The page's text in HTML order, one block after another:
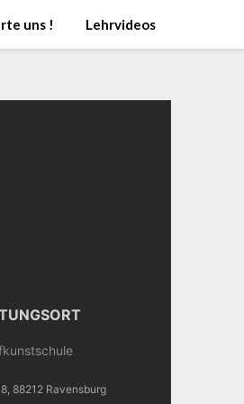
uns ! Lehrvideos
88212 Ravensburg